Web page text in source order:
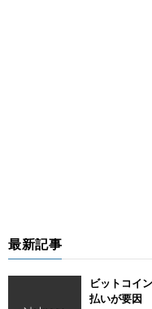
画面右の「ウォレットの作
ここで設定するパスワード
最新記事
ビットコイ
払いが要因